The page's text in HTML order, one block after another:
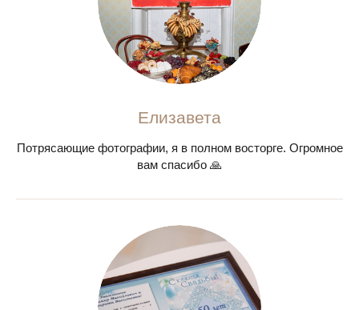
Елизавета
Потрясающие фотографии, я в полном восторге. Огромное
вам спасибо 🙏